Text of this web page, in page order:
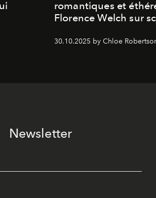
romantiques et
Florence Welch sur
30.10.2025 by Chloe
Newsletter